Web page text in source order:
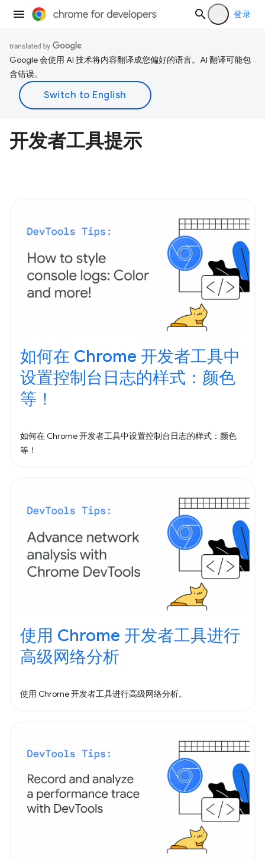
登录
Google 会使用 AI 技术将内容翻译成您偏好的语言。AI 翻译可能包
含错误。
开发者工具提示
如何在 Chrome 开发者工具中
设置控制台日志的样式：颜色
等！
如何在 Chrome 开发者工具中设置控制台日志的样式：颜色
等！
使用 Chrome 开发者工具进行
高级网络分析
使用 Chrome 开发者工具进行高级网络分析。